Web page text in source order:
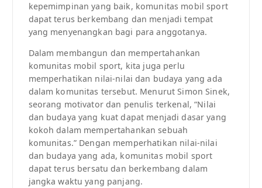
kepemimpinan yang baik, komunitas mobil sport
dapat terus berkembang dan menjadi tempat
yang menyenangkan bagi para anggotanya.
Dalam membangun dan mempertahankan
komunitas mobil sport, kita juga perlu
memperhatikan nilai-nilai dan budaya yang ada
dalam komunitas tersebut. Menurut Simon Sinek,
seorang motivator dan penulis terkenal, “Nilai
dan budaya yang kuat dapat menjadi dasar yang
kokoh dalam mempertahankan sebuah
komunitas.” Dengan memperhatikan nilai-nilai
dan budaya yang ada, komunitas mobil sport
dapat terus bersatu dan berkembang dalam
jangka waktu yang panjang.